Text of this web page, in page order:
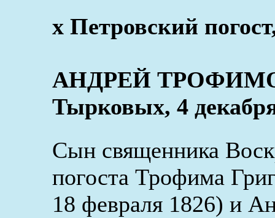
x Петровский
АНДРЕЙ ТРОФИМОВ
Тырковых, 4
Сын священника
погоста Трофима
18 февраля 1826) и